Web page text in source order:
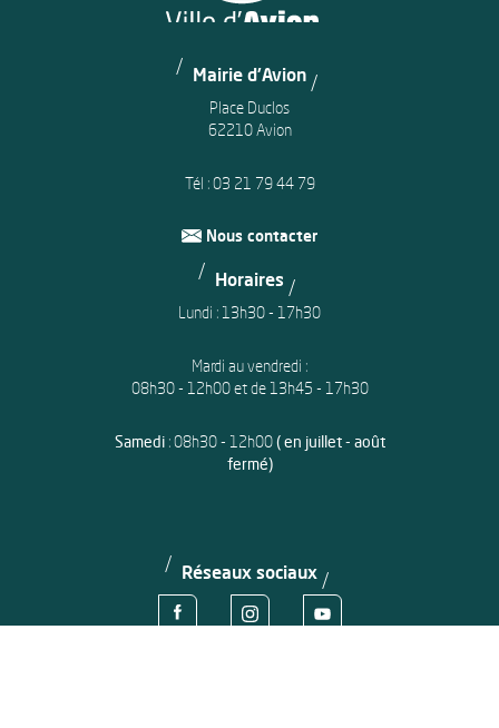
Mairie d'Avion
Place Duclos
62210 Avion
Tél :03 21 79 44 79
Nous contacter
Horaires
Lundi : 13h30 - 17h30
Mardi au vendredi :
08h30 - 12h00 et de 13h45 - 17h30
Samedi: 08h30 - 12h00( en juillet - août
fermé)
Réseaux sociaux
Voir la page Facebook de la ville d'Avion
Voir le compte Instagram de la ville
Voir le compte Youtube de